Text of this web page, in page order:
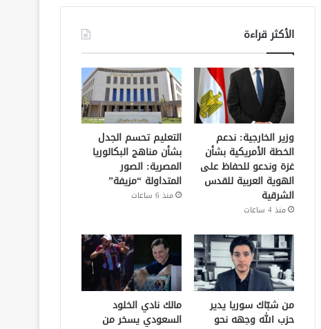
الأكثر قراءة
وزير الخارجية: ندعم
الخطة الأمريكية بشأن
غزة وندعو للحفاظ على
الهوية العربية للقدس
الشرقية
منذ 4 ساعات
التعليم تحسم الجدل
بشأن مناهج البكالوريا
المصرية: الصور
المتداولة “مزيفة”
منذ 6 ساعات
من شبّاك سوريا يدير
حزب الله وجهه نحو
مالك نادي الخلود
السعودي يسخر من